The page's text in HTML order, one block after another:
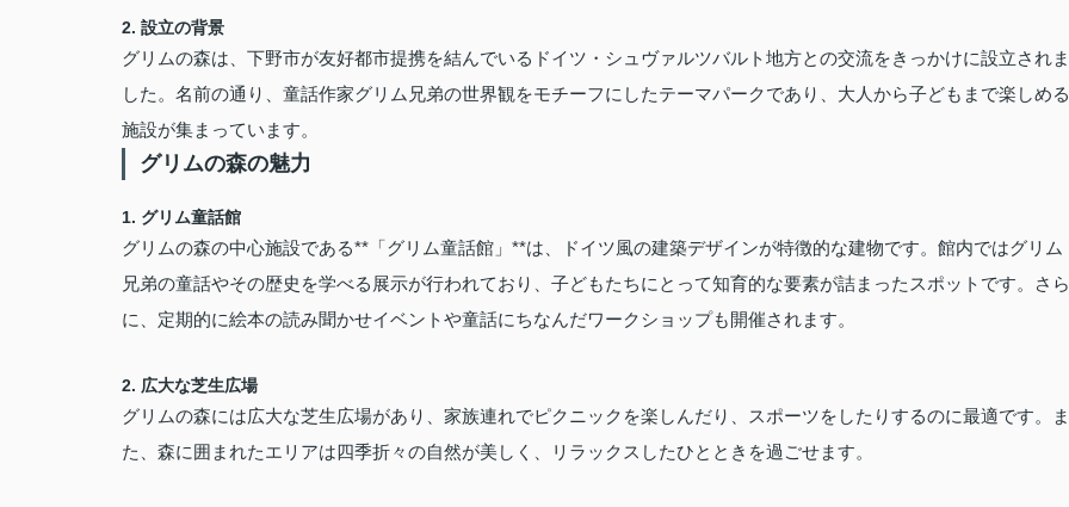
2. 設立の背景
グリムの森は、下野市が友好都市提携を結んでいるドイツ・シュヴァルツバルト地方との交流をきっかけに設立されま
した。名前の通り、童話作家グリム兄弟の世界観をモチーフにしたテーマパークであり、大人から子どもまで楽しめる
施設が集まっています。
グリムの森の魅力
1. グリム童話館
グリムの森の中心施設である**「グリム童話館」**は、ドイツ風の建築デザインが特徴的な建物です。館内ではグリム
兄弟の童話やその歴史を学べる展示が行われており、子どもたちにとって知育的な要素が詰まったスポットです。さら
に、定期的に絵本の読み聞かせイベントや童話にちなんだワークショップも開催されます。
2. 広大な芝生広場
グリムの森には広大な芝生広場があり、家族連れでピクニックを楽しんだり、スポーツをしたりするのに最適です。ま
た、森に囲まれたエリアは四季折々の自然が美しく、リラックスしたひとときを過ごせます。